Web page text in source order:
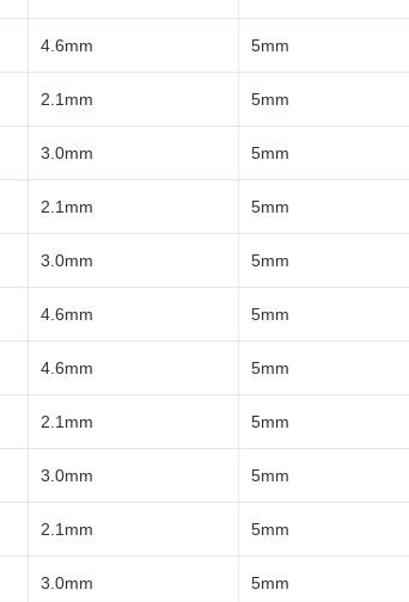
4.6mm 5mm
2.1mm 5mm
3.0mm 5mm
2.1mm 5mm
3.0mm 5mm
4.6mm 5mm
4.6mm 5mm
2.1mm 5mm
3.0mm 5mm
2.1mm 5mm
3.0mm 5mm